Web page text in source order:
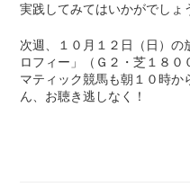
実践してみてはいかがでしょ
次週、１０月１２日（日）の
ロフィー」（Ｇ２・芝１８０
マティック競馬も朝１０時か
ん、お聴き逃しなく！